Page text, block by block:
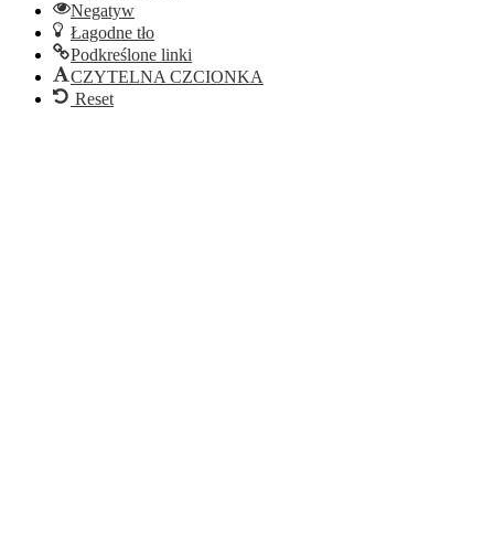
Negatyw
Łagodne tło
Podkreślone linki
CZYTELNA CZCIONKA
Reset